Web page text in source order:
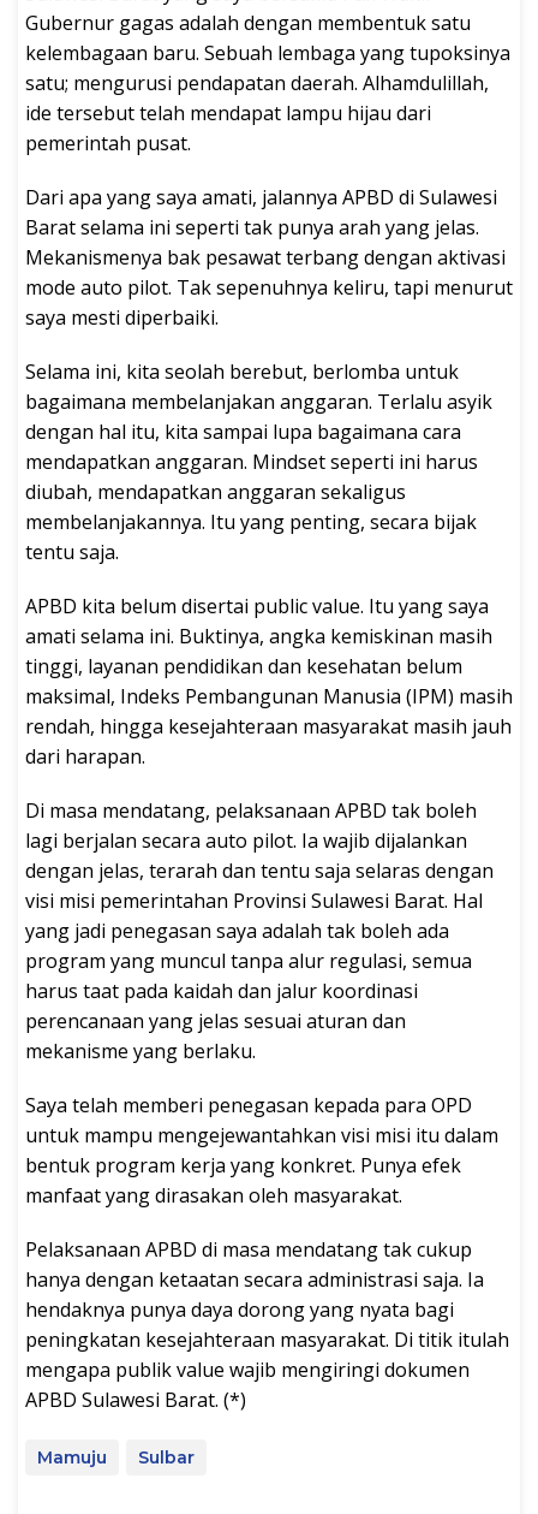
Gubernur gagas adalah dengan membentuk satu
kelembagaan baru. Sebuah lembaga yang tupoksinya
satu; mengurusi pendapatan daerah. Alhamdulillah,
ide tersebut telah mendapat lampu hijau dari
pemerintah pusat.
Dari apa yang saya amati, jalannya APBD di Sulawesi
Barat selama ini seperti tak punya arah yang jelas.
Mekanismenya bak pesawat terbang dengan aktivasi
mode auto pilot. Tak sepenuhnya keliru, tapi menurut
saya mesti diperbaiki.
Selama ini, kita seolah berebut, berlomba untuk
bagaimana membelanjakan anggaran. Terlalu asyik
dengan hal itu, kita sampai lupa bagaimana cara
mendapatkan anggaran. Mindset seperti ini harus
diubah, mendapatkan anggaran sekaligus
membelanjakannya. Itu yang penting, secara bijak
tentu saja.
APBD kita belum disertai public value. Itu yang saya
amati selama ini. Buktinya, angka kemiskinan masih
tinggi, layanan pendidikan dan kesehatan belum
maksimal, Indeks Pembangunan Manusia (IPM) masih
rendah, hingga kesejahteraan masyarakat masih jauh
dari harapan.
Di masa mendatang, pelaksanaan APBD tak boleh
lagi berjalan secara auto pilot. Ia wajib dijalankan
dengan jelas, terarah dan tentu saja selaras dengan
visi misi pemerintahan Provinsi Sulawesi Barat. Hal
yang jadi penegasan saya adalah tak boleh ada
program yang muncul tanpa alur regulasi, semua
harus taat pada kaidah dan jalur koordinasi
perencanaan yang jelas sesuai aturan dan
mekanisme yang berlaku.
Saya telah memberi penegasan kepada para OPD
untuk mampu mengejewantahkan visi misi itu dalam
bentuk program kerja yang konkret. Punya efek
manfaat yang dirasakan oleh masyarakat.
Pelaksanaan APBD di masa mendatang tak cukup
hanya dengan ketaatan secara administrasi saja. Ia
hendaknya punya daya dorong yang nyata bagi
peningkatan kesejahteraan masyarakat. Di titik itulah
mengapa publik value wajib mengiringi dokumen
APBD Sulawesi Barat. (*)
Mamuju Sulbar